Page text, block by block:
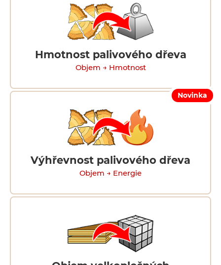
Hmotnost palivového dřeva
Objem → Hmotnost
Novinka
Výhřevnost palivového dřeva
Objem → Energie